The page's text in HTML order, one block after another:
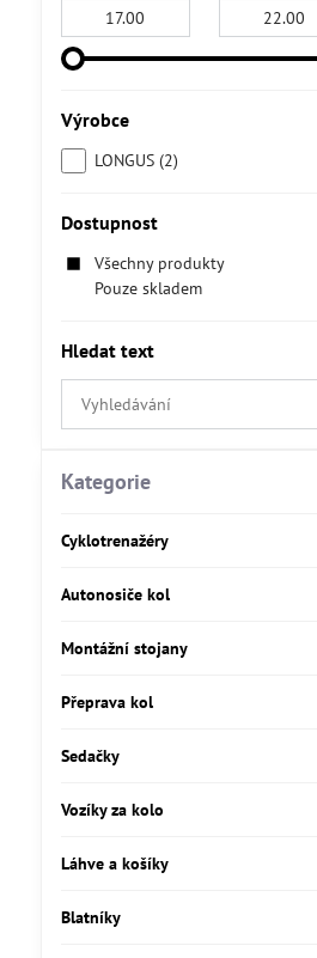
Výrobce
LONGUS (2)
Dostupnost
Všechny produkty
Pouze skladem
Hledat text
Prohledat
výsledky
fulltextem
Kategorie
Cyklotrenažéry
Autonosiče kol
Montážní stojany
Přeprava kol
Sedačky
Vozíky za kolo
Láhve a košíky
Blatníky